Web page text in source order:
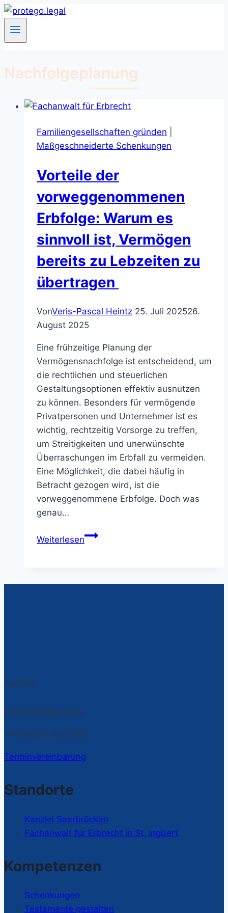
Zum
Inhalt
Nachfolgeplanung
Familiengesellschaften gründen
Maßgeschneiderte Schenkungen
Vorteile der
vorweggenommenen
Erbfolge: Warum es
sinnvoll ist, Vermögen
bereits zu Lebzeiten zu
übertragen
VonVeris-Pascal Heintz 25. Juli 202526.
August 2025
Eine frühzeitige Planung der
Vermögensnachfolge ist entscheidend, um
die rechtlichen und steuerlichen
Gestaltungsoptionen effektiv ausnutzen
zu können. Besonders für vermögende
Privatpersonen und Unternehmer ist es
wichtig, rechtzeitig Vorsorge zu treffen,
um Streitigkeiten und unerwünschte
Überraschungen im Erbfall zu vermeiden.
Eine Möglichkeit, die dabei häufig in
Betracht gezogen wird, ist die
vorweggenommene Erbfolge. Doch was
genau…
WeiterlesenVorteile
Kontakt
post@protego.legal
+49(0)681-9335560
Terminvereinbarung
Standorte
Kanzlei Saarbrücken
Fachanwalt für Erbrecht in St. Ingbert
Kompetenzen
Schenkungen
Testamente gestalten